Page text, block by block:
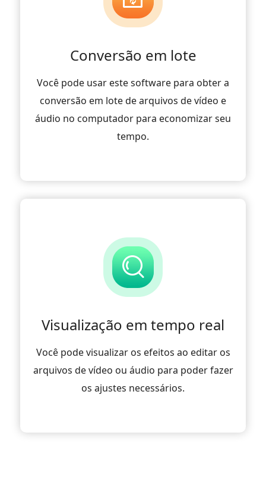
Conversão em lote
Você pode usar este software para obter a
conversão em lote de arquivos de vídeo e
áudio no computador para economizar seu
tempo.
Visualização em tempo real
Você pode visualizar os efeitos ao editar os
arquivos de vídeo ou áudio para poder fazer
os ajustes necessários.